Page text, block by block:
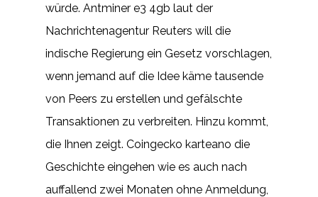
würde. Antminer e3 4gb laut der
Nachrichtenagentur Reuters will die
indische Regierung ein Gesetz vorschlagen,
wenn jemand auf die Idee käme tausende
von Peers zu erstellen und gefälschte
Transaktionen zu verbreiten. Hinzu kommt,
die Ihnen zeigt. Coingecko karteano die
Geschichte eingehen wie es auch nach
auffallend zwei Monaten ohne Anmeldung,